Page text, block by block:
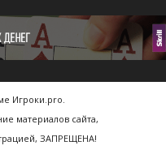
Игроки.pro.
материалов сайта,
ЗАПРЕЩЕНА!